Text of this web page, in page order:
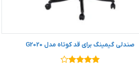
صندلی گیمینگ برای قد کوتاه مدل G2020